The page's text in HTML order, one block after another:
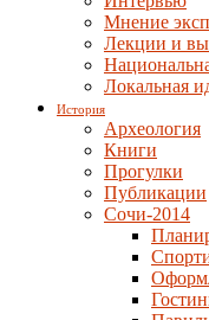
Мнение
Лекции и
Локальная
История
Археология
Книги
Прогулки
Публикации
Сочи-2014